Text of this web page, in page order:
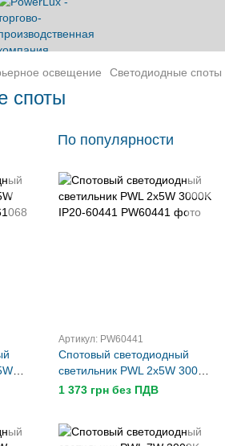
освещение Светодиодные споты
споты
По популярности
Артикул: PW60441
Спотовый светодиодный
светильник PWL 2x5W 3000K
IP20-60441
1 373 грн без ПДВ